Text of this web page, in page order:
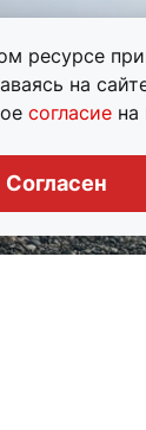
ресурсе
на
согласие на
Согласен